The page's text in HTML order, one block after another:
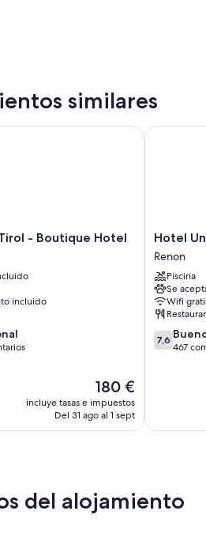
similares
- Boutique Hotel
incluido
El
precio
actual
180 €
incluye tasas e impuestos
Del 31 ago al 1 sept
- Boutique Hotel
Hotel
Renon
Hotel
Renon
Piscina
Se
Wifi
7.6
sobre
7,6
467
Hotel
del alojamiento